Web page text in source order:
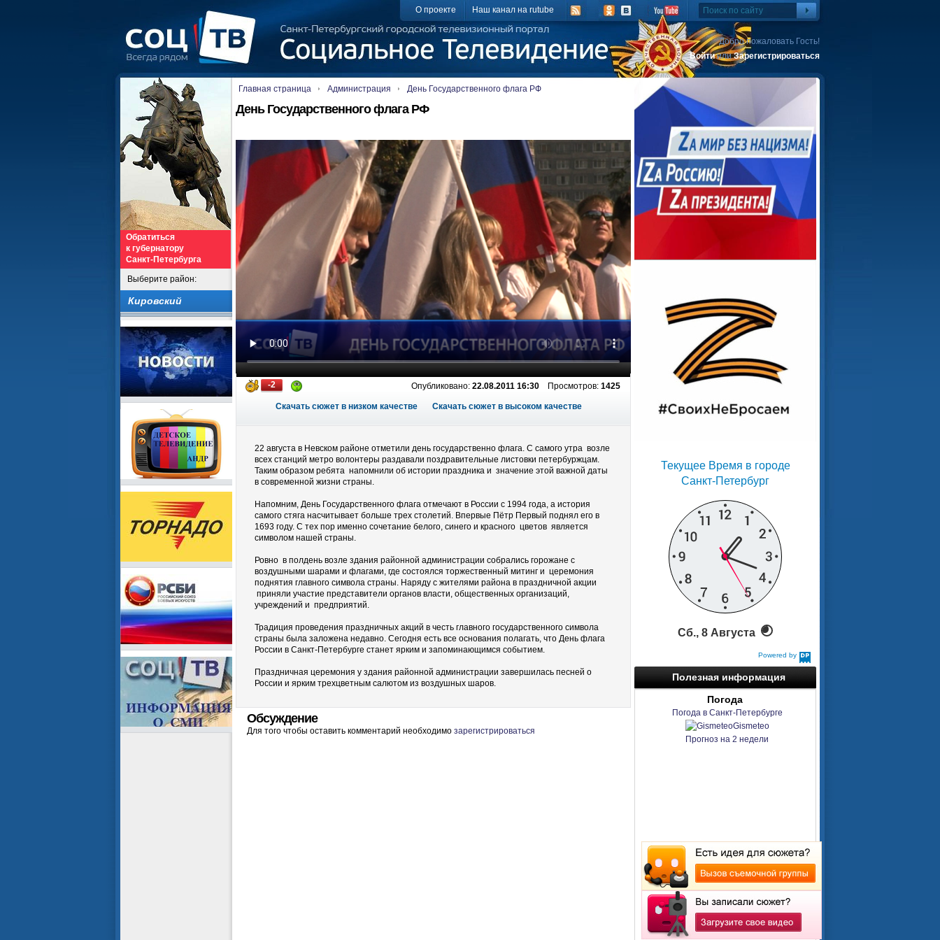
О проекте Наш канал на rutube
Добро пожаловать Гость!
ВойтиилиЗарегистрироваться
Обратиться
к губернатору
Санкт-Петербурга
Выберите район:
Кировский
Главная страница Администрация День Государственного флага РФ
День Государственного флага РФ
-2 Опубликовано: 22.08.2011 16:30 Просмотров: 1425
Скачать сюжет в низком качестве Скачать сюжет в высоком качестве
22 августа в Невском районе отметили день государственно флага. С самого утра возле
всех станций метро волонтеры раздавали поздравительные листовки петербуржцам.
Таким образом ребята напомнили об истории праздника и значение этой важной даты
в современной жизни страны.
Напомним, День Государственного флага отмечают в России с 1994 года, а история
самого стяга насчитывает больше трех столетий. Впервые Пётр Первый поднял его в
1693 году. С тех пор именно сочетание белого, синего и красного цветов является
символом нашей страны.
Ровно в полдень возле здания районной администрации собрались горожане с
воздушными шарами и флагами, где состоялся торжественный митинг и церемония
поднятия главного символа страны. Наряду с жителями района в праздничной акции
приняли участие представители органов власти, общественных организаций,
учреждений и предприятий.
Традиция проведения праздничных акций в честь главного государственного символа
страны была заложена недавно. Сегодня есть все основания полагать, что День флага
России в Санкт-Петербурге станет ярким и запоминающимся событием.
Праздничная церемония у здания районной администрации завершилась песней о
России и ярким трехцветным салютом из воздушных шаров.
Обсуждение
Для того чтобы оставить комментарий необходимо зарегистрироваться
Powered by
DaysPedia.com
Текущее Время в городе
Санкт-Петербург
Сб., 8 Августа
Полезная информация
Погода
Погода в Санкт-Петербурге
Gismeteo
Прогноз на 2 недели